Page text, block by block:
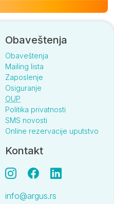
Obaveštenja
Obaveštenja
Mailing lista
Zaposlenje
Osiguranje
OUP
Politika privatnosti
SMS novosti
Online rezervacije uputstvo
Kontakt
info@argus.rs